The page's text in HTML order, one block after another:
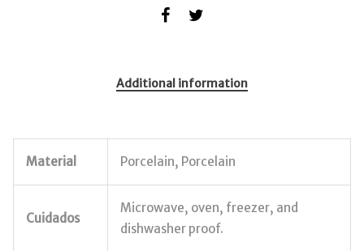
Additional information
Material Porcelain, Porcelain
Cuidados
Microwave, oven, freezer, and
dishwasher proof.